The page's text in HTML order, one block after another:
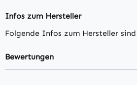
Infos zum Hersteller
Folgende Infos zum Hersteller
Bewertungen